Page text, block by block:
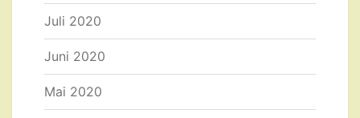
Juli 2020
Juni 2020
Mai 2020